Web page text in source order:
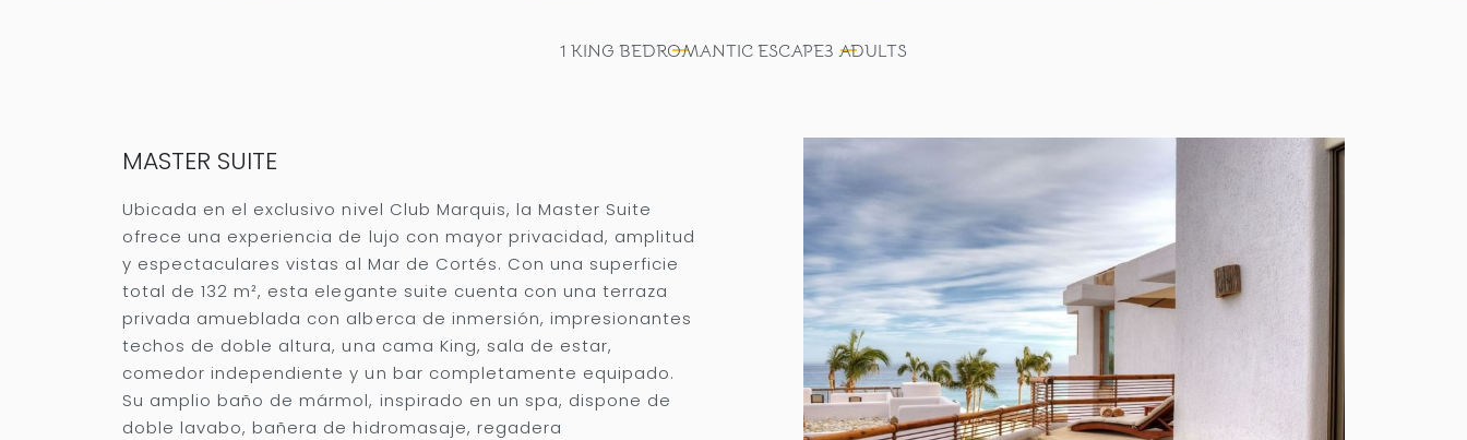
1 KING BEDROMANTIC ESCAPE3 ADULTS
MASTER SUITE
Ubicada en el exclusivo nivel Club Marquis, la Master Suite
ofrece una experiencia de lujo con mayor privacidad, amplitud
y espectaculares vistas al Mar de Cortés. Con una superficie
total de 132 m², esta elegante suite cuenta con una terraza
privada amueblada con alberca de inmersión, impresionantes
techos de doble altura, una cama King, sala de estar,
comedor independiente y un bar completamente equipado.
Su amplio baño de mármol, inspirado en un spa, dispone de
doble lavabo, bañera de hidromasaje, regadera